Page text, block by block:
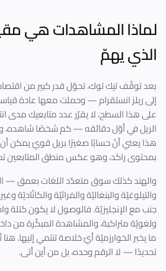
لماذا المشاهدات هي
الذي يهمّ
بعد توقّف تيك توك، تحوّل قدر كبير من
إلى ريلز انستقرام — وحملت معها عادة
على هذا السطح، لا يقرّر عدد متابعيك مدى
الريل في أوّل دقائقه — كم شخصًا شاهده،
هذا يعني أنّ حسابًا صغيرًا بريل قويّ يمكن
بمحتوى راكد، وهو عكس منطق المتابعين
والهند كذلك سوق متعدّد اللغات بعمق —
والتيلوغيّة والبنغاليّة والمَراثيّة والكانّاديّة
جنب مع الإنجليزيّة. فالوصول لا يكون كتلة
ولغويّة متراكبة، والمشاهدة المبكّرة من
ما يخبر الخوارزميّة أيّ خلاصة تنتمي إليها.
تحديدًا — لا الرقم وحده، بل من أين أتى.